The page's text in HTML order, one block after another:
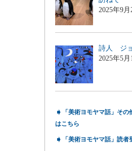
2025年9月
詩人 ジ
2025年5月
➧
「美術ヨモヤマ話」そ
はこちら
➧ 「美術ヨモヤマ話」読者